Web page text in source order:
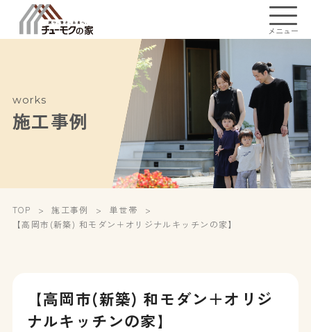
メニュー
works
施工事例
TOP 施工事例
単世帯
【高岡市(新築) 和モダン＋オリジナルキッチンの家】
【高岡市(新築) 和モダン＋オリジ
ナルキッチンの家】